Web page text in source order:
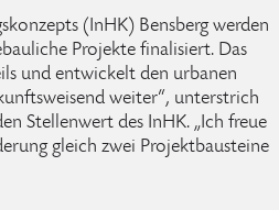
(InHK) Bensberg werden
Projekte finalisiert. Das
und entwickelt den urbanen
weiter“, unterstrich
Stellenwert des InHK. „Ich freue
gleich zwei Projektbausteine